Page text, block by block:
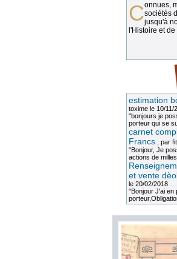
Connues, méconnues, ou inconnues, lessociétés
jusqu'à
l'Histoire et
estimation
toximele 10/11/
"bonjours je
porteur qui se
carnet
Francs, par
"Bonjour, Je
actions de
et vente
le 20/02/2018
"Bonjour J'ai en